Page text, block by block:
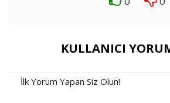
KULLANICI
İlk Yorum Yapan Siz Olun!